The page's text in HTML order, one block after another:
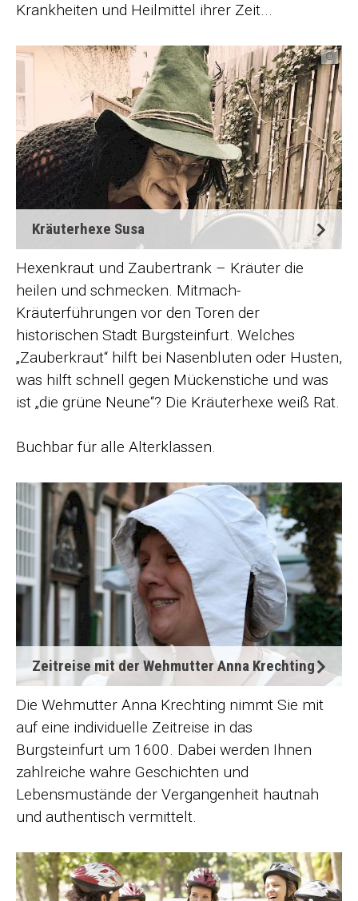
Krankheiten und Heilmittel ihrer Zeit...
©
Kräuterhexe Susa
Hexenkraut und Zaubertrank – Kräuter die
heilen und schmecken. Mitmach-
Kräuterführungen vor den Toren der
historischen Stadt Burgsteinfurt. Welches
„Zauberkraut“ hilft bei Nasenbluten oder Husten,
was hilft schnell gegen Mückenstiche und was
ist „die grüne Neune“? Die Kräuterhexe weiß Rat.
Buchbar für alle Alterklassen.
Zeitreise mit der Wehmutter Anna Krechting
Die Wehmutter Anna Krechting nimmt Sie mit
auf eine individuelle Zeitreise in das
Burgsteinfurt um 1600. Dabei werden Ihnen
zahlreiche wahre Geschichten und
Lebensmustände der Vergangenheit hautnah
und authentisch vermittelt.